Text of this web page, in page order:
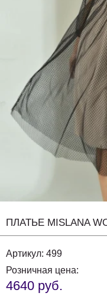
ПЛАТЬЕ MISLANA
Артикул: 499
Розничная цена:
4640 руб.